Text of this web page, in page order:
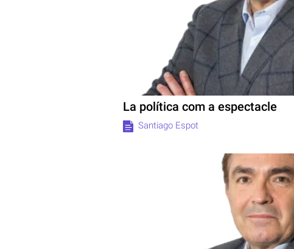
La política com a espectacle
Santiago Espot